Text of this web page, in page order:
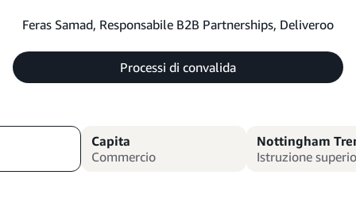
Feras Samad, Responsabile B2B Partnerships, Deliveroo
Processi di convalida
Capita
Commercio
Nottingham
Istruzione